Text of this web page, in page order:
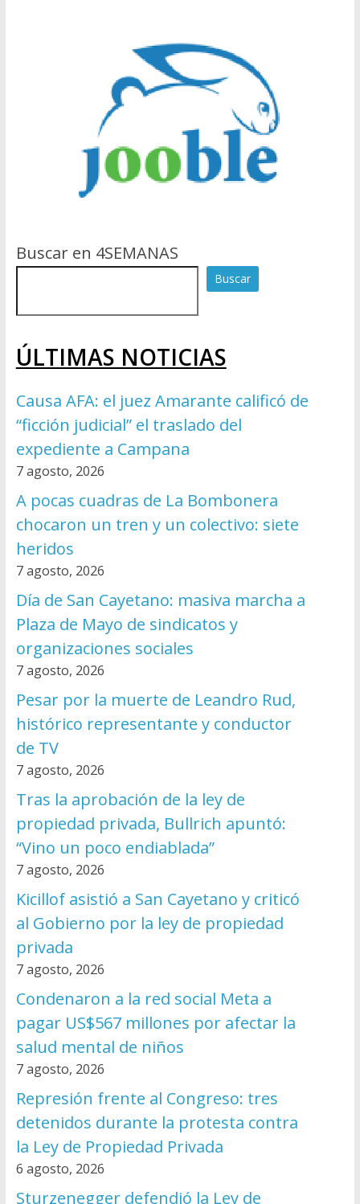
Buscar en 4SEMANAS
Buscar
ÚLTIMAS NOTICIAS
Causa AFA: el juez Amarante calificó de
“ficción judicial” el traslado del
expediente a Campana
7 agosto, 2026
A pocas cuadras de La Bombonera
chocaron un tren y un colectivo: siete
heridos
7 agosto, 2026
Día de San Cayetano: masiva marcha a
Plaza de Mayo de sindicatos y
organizaciones sociales
7 agosto, 2026
Pesar por la muerte de Leandro Rud,
histórico representante y conductor
de TV
7 agosto, 2026
Tras la aprobación de la ley de
propiedad privada, Bullrich apuntó:
“Vino un poco endiablada”
7 agosto, 2026
Kicillof asistió a San Cayetano y criticó
al Gobierno por la ley de propiedad
privada
7 agosto, 2026
Condenaron a la red social Meta a
pagar US$567 millones por afectar la
salud mental de niños
7 agosto, 2026
Represión frente al Congreso: tres
detenidos durante la protesta contra
la Ley de Propiedad Privada
6 agosto, 2026
Sturzenegger defendió la Ley de